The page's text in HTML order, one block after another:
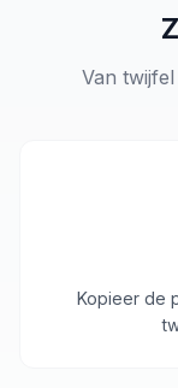
Van
Kopieer de